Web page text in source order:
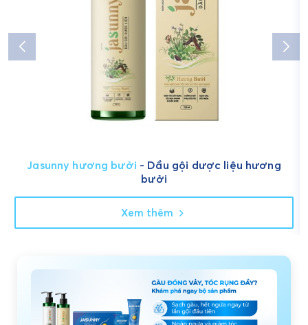
Jasunny hương bưởi - Dầu gội dược liệu hương
bưởi
Xem thêm